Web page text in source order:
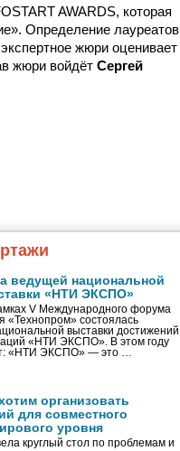
AWARDS, которая
Определение лауреатов
жюри оценивает
жюри войдёт Сергей
ведущей национальной
«НТИ ЭКСПО»
V Международного форума
«Технопром» состоялась
выставки достижений
«НТИ ЭКСПО». В этом году
«НТИ ЭКСПО» — это …
организовать
для совместного
уровня
круглый стол по проблемам и